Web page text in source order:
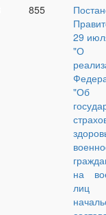
855
29
"О
"Об
на
лиц